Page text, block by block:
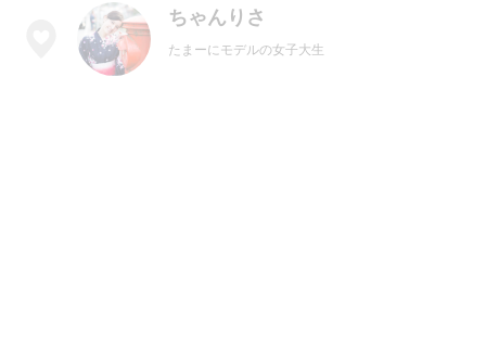
ちゃんりさ
たまーにモデルの女子大生